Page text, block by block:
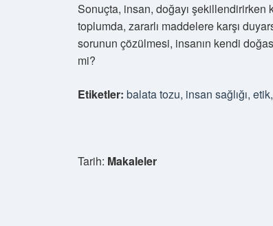
Sonuçta, insan, doğayı şekillendirirken
toplumda, zararlı maddelere karşı
sorunun çözülmesi, insanın kendi
mi?
Etiketler: balata tozu, insan sağlığı,
Tarih: Makaleler